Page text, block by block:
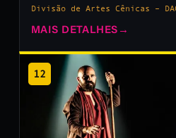
Divisão de Artes Cênicas –
MAIS DETALHES →
12